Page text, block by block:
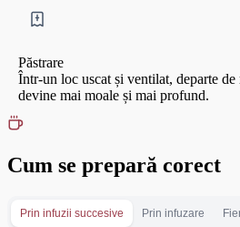
Păstrare
Într-un loc uscat și ventilat, departe
devine mai moale și mai profund.
Cum se prepară corect
Prin infuzii succesive Prin infuzare